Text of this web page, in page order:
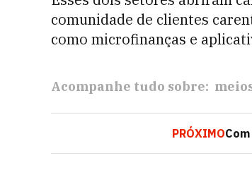
comunidade de clientes
como microfinanças e
Acompanhe tudo sobre:
PRÓXIMO